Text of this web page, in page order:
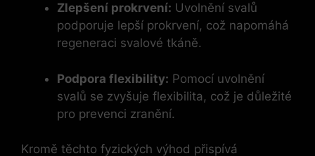
Zlepšení prokrvení: Uvolnění svalů
podporuje lepší prokrvení, což napomáhá
regeneraci svalové tkáně.
Podpora flexibility: Pomocí uvolnění
svalů se zvyšuje flexibilita, což je důležité
pro prevenci zranění.
Kromě těchto fyzických výhod přispívá